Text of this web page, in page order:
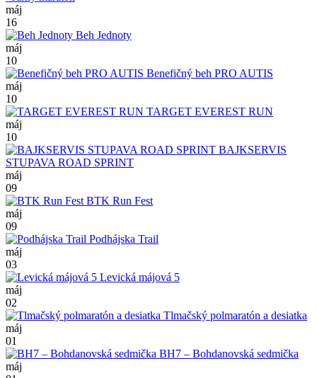
máj
16
Beh Jednoty
máj
10
Benefičný beh PRO AUTIS
máj
10
TARGET EVEREST RUN
máj
10
BAJKSERVIS
STUPAVA ROAD SPRINT
máj
09
BTK Run Fest
máj
09
Podhájska Trail
máj
03
Levická májová 5
máj
02
Tlmačský polmaratón a desiatka
máj
01
BH7 – Bohdanovská sedmička
máj